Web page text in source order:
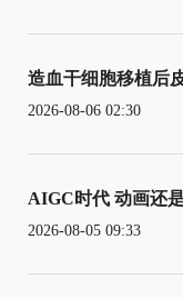
造血干细胞移植后
2026-08-06 02:30
AIGC时代 动画还
2026-08-05 09:33